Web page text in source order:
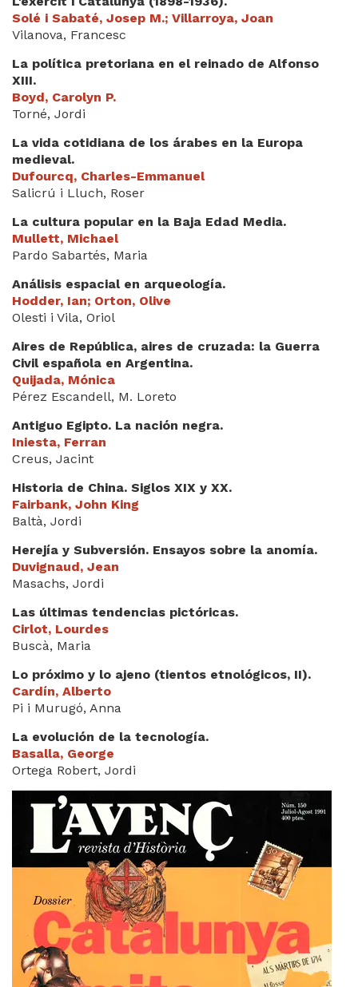
Solé i Sabaté, Josep M.; Villarroya, Joan
Vilanova, Francesc
La política pretoriana en el reinado de Alfonso
XIII.
Boyd, Carolyn P.
Torné, Jordi
La vida cotidiana de los árabes en la Europa
medieval.
Dufourcq, Charles-Emmanuel
Salicrú i Lluch, Roser
La cultura popular en la Baja Edad Media.
Mullett, Michael
Pardo Sabartés, Maria
Análisis espacial en arqueología.
Hodder, Ian; Orton, Olive
Olesti i Vila, Oriol
Aires de República, aires de cruzada: la Guerra
Civil española en Argentina.
Quijada, Mónica
Pérez Escandell, M. Loreto
Antiguo Egipto. La nación negra.
Iniesta, Ferran
Creus, Jacint
Historia de China. Siglos XIX y XX.
Fairbank, John King
Baltà, Jordi
Herejía y Subversión. Ensayos sobre la anomía.
Duvignaud, Jean
Masachs, Jordi
Las últimas tendencias pictóricas.
Cirlot, Lourdes
Buscà, Maria
Lo próximo y lo ajeno (tientos etnológicos, II).
Cardín, Alberto
Pi i Murugó, Anna
La evolución de la tecnología.
Basalla, George
Ortega Robert, Jordi